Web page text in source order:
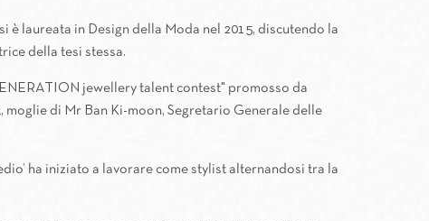
è laureata in Design della Moda nel 2015, discutendo la
della tesi stessa.
jewellery talent contest" promosso da
di Mr Ban Ki-moon, Segretario Generale delle
ha iniziato a lavorare come stylist alternandosi tra la